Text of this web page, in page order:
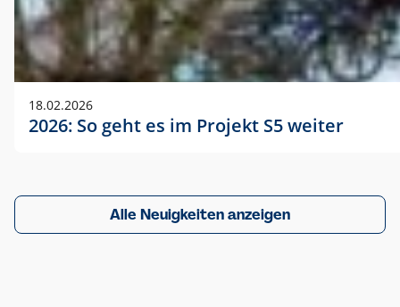
18.02.2026
2026: So geht es im Projekt S5 weiter
Alle Neuigkeiten anzeigen